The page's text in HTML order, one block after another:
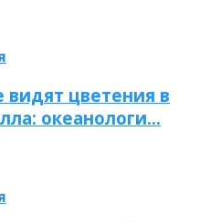
видят цветения в
океанологи…